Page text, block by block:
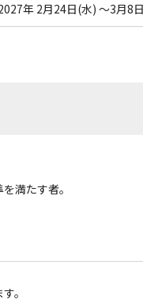
年 2月24日(水) ～3月8
満たす者。
。